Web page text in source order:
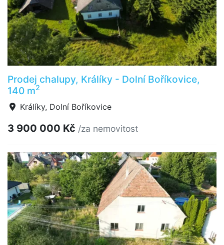
Prodej chalupy, Králíky - Dolní Boříkovice,
140 m2
Králíky, Dolní Boříkovice
3 900 000 Kč /za nemovitost